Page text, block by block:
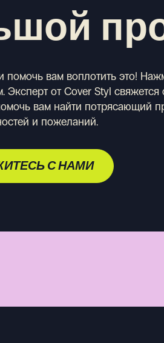
помочь вам воплотить это!
от Cover Styl
вам найти потрясающий
и пожеланий.
С НАМИ